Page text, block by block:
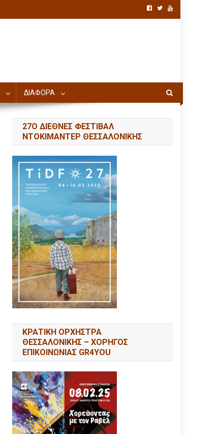
ΔΙΑΦΟΡΑ
27Ο ΔΙΕΘΝΕΣ ΦΕΣΤΙΒΑΛ
ΝΤΟΚΙΜΑΝΤΕΡ ΘΕΣΣΑΛΟΝΙΚΗΣ
ΚΡΑΤΙΚΗ ΟΡΧΗΣΤΡΑ
ΘΕΣΣΑΛΟΝΙΚΗΣ – ΧΟΡΗΓΟΣ
ΕΠΙΚΟΙΝΩΝΙΑΣ GR4YOU